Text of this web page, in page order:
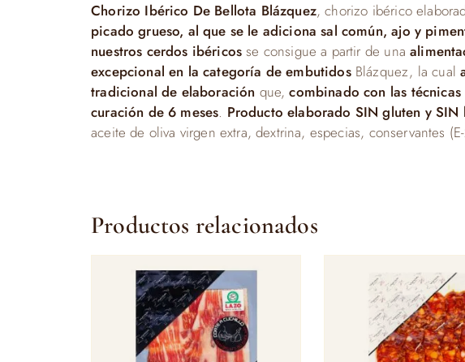
Chorizo Ibérico De Bellota Blázquez, chorizo ibérico
picado grueso, al que se le adiciona sal común, ajo y
nuestros cerdos ibéricos se consigue a partir de una
excepcional en la categoría de embutidosBlázquez, la cual
tradicional de elaboración que,combinado con las
curación de 6 meses. Producto elaborado SIN gluten y
aceite de oliva virgen extra, dextrina, especias, conservantes
Productos relacionados